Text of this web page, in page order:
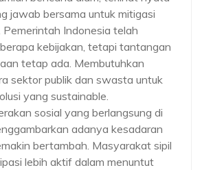
jawab bersama untuk mitigasi
Pemerintah Indonesia telah
kebijakan, tetapi tantangan
tetap ada. Membutuhkan
sektor publik dan swasta untuk
yang sustainable.
sosial yang berlangsung di
adanya kesadaran
bertambah. Masyarakat sipil
lebih aktif dalam menuntut